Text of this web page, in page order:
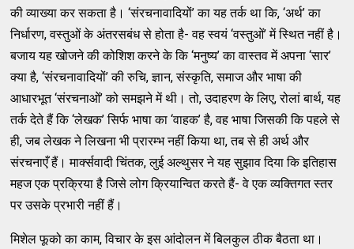
की व्याख्या कर सकता है। ‘संरचनावादियों’ का यह तर्क था कि, ‘अर्थ’ का
निर्धारण, वस्तुओं के अंतरसबंध से होता है- वह स्वयं ‘वस्तुओं’ में स्थित नहीं है।
बजाय यह खोजने की कोशिश करने के कि ‘मनुष्य’ का वास्तव में अपना ‘सार’
क्या है, ‘संरचनावादियों’ की रुचि, ज्ञान, संस्कृति, समाज और भाषा की
आधारभूत ‘संरचनाओं’ को समझने में थी। तो, उदाहरण के लिए, रोलां बार्थ, यह
तर्क देते हैं कि ‘लेखक’ सिर्फ भाषा का ‘वाहक’ है, वह भाषा जिसकी कि पहले से
ही, जब लेखक ने लिखना भी प्रारम्भ नहीं किया था, तब से ही अर्थ और
संरचनाएँ हैं। मार्क्सवादी चिंतक, लुई अल्थुसर ने यह सुझाव दिया कि इतिहास
महज एक प्रक्रिया है जिसे लोग क्रियान्वित करते हैं- वे एक व्यक्तिगत स्तर
पर उसके प्रभारी नहीं हैं।
मिशेल फूको का काम, विचार के इस आंदोलन में बिलकुल ठीक बैठता था।